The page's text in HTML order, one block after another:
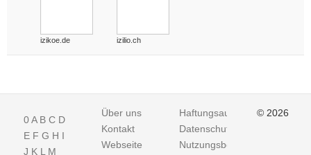
izikoe.de izilio.ch
0A B C D
E F G H I
J K L M
Über uns
Kontakt
Webseite
Haftungsausschluss
Datenschutz
Nutzungsbedingungen
© 2026